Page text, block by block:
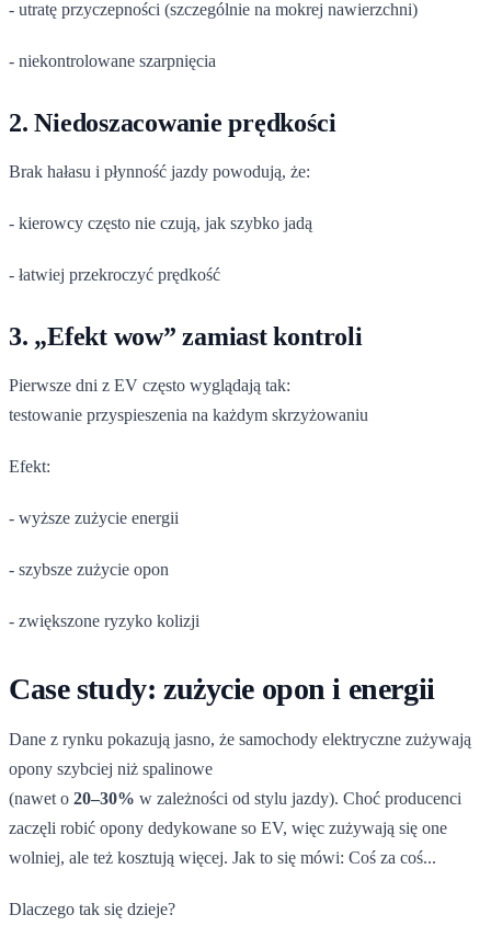
- utratę przyczepności (szczególnie na mokrej nawierzchni)
- niekontrolowane szarpnięcia
2. Niedoszacowanie prędkości
Brak hałasu i płynność jazdy powodują, że:
- kierowcy często nie czują, jak szybko jadą
- łatwiej przekroczyć prędkość
3. „Efekt wow” zamiast kontroli
Pierwsze dni z EV często wyglądają tak:
testowanie przyspieszenia na każdym skrzyżowaniu
Efekt:
- wyższe zużycie energii
- szybsze zużycie opon
- zwiększone ryzyko kolizji
Case study: zużycie opon i energii
Dane z rynku pokazują jasno, że samochody elektryczne zużywają
opony szybciej niż spalinowe
(nawet o 20–30% w zależności od stylu jazdy). Choć producenci
zaczęli robić opony dedykowane so EV, więc zużywają się one
wolniej, ale też kosztują więcej. Jak to się mówi: Coś za coś...
Dlaczego tak się dzieje?